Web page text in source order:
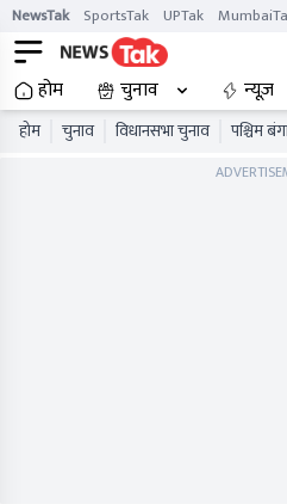
NewsTak SportsTak UPTak
होम चुनाव न्यूज़
होम चुनाव विधानसभा चुनाव पश्चिम